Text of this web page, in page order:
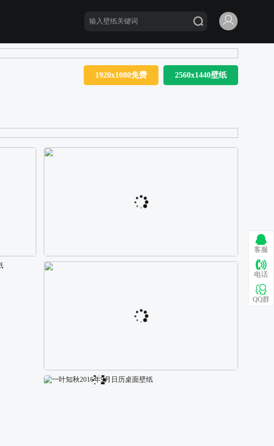
1920x1080免费 2560x1440壁纸
巴图 古风白衣女孩骑马壁纸
客服
电话
QQ群